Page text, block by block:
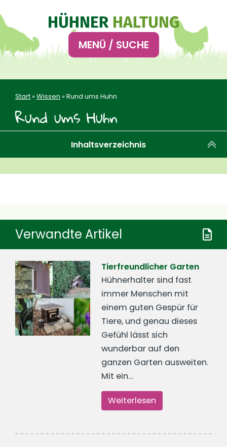
Hauptnavigation
MENÜ / SUCHE
Start »Wissen »Rund ums Huhn
Rund ums Huhn
Inhaltsverzeichnis
Verwandte Artikel
Tierfreundlicher Garten
Hühnerhalter sind fast
immer Menschen mit
einem guten Gespür für
Tiere, und genau dieses
Gefühl lässt sich
wunderbar auf den
ganzen Garten ausweiten.
Mit ein…
Weiterlesen